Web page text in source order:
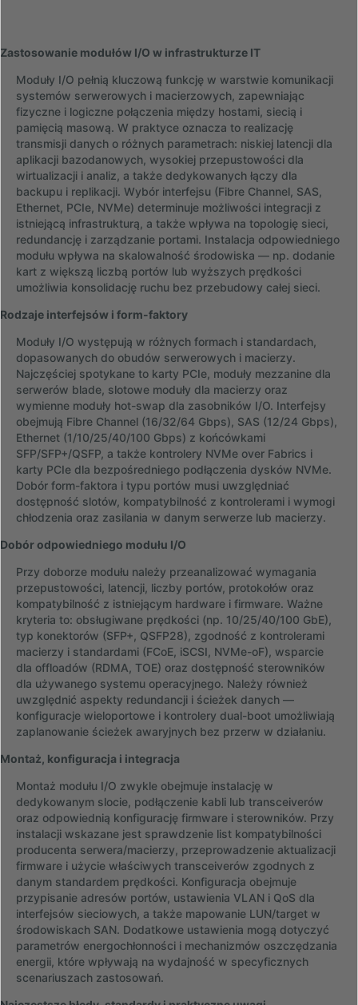
Zastosowanie modułów I/O w infrastrukturze IT
Moduły I/O pełnią kluczową funkcję w warstwie komunikacji
systemów serwerowych i macierzowych, zapewniając
fizyczne i logiczne połączenia między hostami, siecią i
pamięcią masową. W praktyce oznacza to realizację
transmisji danych o różnych parametrach: niskiej latencji dla
aplikacji bazodanowych, wysokiej przepustowości dla
wirtualizacji i analiz, a także dedykowanych łączy dla
backupu i replikacji. Wybór interfejsu (Fibre Channel, SAS,
Ethernet, PCIe, NVMe) determinuje możliwości integracji z
istniejącą infrastrukturą, a także wpływa na topologię sieci,
redundancję i zarządzanie portami. Instalacja odpowiedniego
modułu wpływa na skalowalność środowiska — np. dodanie
kart z większą liczbą portów lub wyższych prędkości
umożliwia konsolidację ruchu bez przebudowy całej sieci.
Rodzaje interfejsów i form-faktory
Moduły I/O występują w różnych formach i standardach,
dopasowanych do obudów serwerowych i macierzy.
Najczęściej spotykane to karty PCIe, moduły mezzanine dla
serwerów blade, slotowe moduły dla macierzy oraz
wymienne moduły hot-swap dla zasobników I/O. Interfejsy
obejmują Fibre Channel (16/32/64 Gbps), SAS (12/24 Gbps),
Ethernet (1/10/25/40/100 Gbps) z końcówkami
SFP/SFP+/QSFP, a także kontrolery NVMe over Fabrics i
karty PCIe dla bezpośredniego podłączenia dysków NVMe.
Dobór form-faktora i typu portów musi uwzględniać
dostępność slotów, kompatybilność z kontrolerami i wymogi
chłodzenia oraz zasilania w danym serwerze lub macierzy.
Dobór odpowiedniego modułu I/O
Przy doborze modułu należy przeanalizować wymagania
przepustowości, latencji, liczby portów, protokołów oraz
kompatybilność z istniejącym hardware i firmware. Ważne
kryteria to: obsługiwane prędkości (np. 10/25/40/100 GbE),
typ konektorów (SFP+, QSFP28), zgodność z kontrolerami
macierzy i standardami (FCoE, iSCSI, NVMe-oF), wsparcie
dla offloadów (RDMA, TOE) oraz dostępność sterowników
dla używanego systemu operacyjnego. Należy również
uwzględnić aspekty redundancji i ścieżek danych —
konfiguracje wieloportowe i kontrolery dual-boot umożliwiają
zaplanowanie ścieżek awaryjnych bez przerw w działaniu.
Montaż, konfiguracja i integracja
Montaż modułu I/O zwykle obejmuje instalację w
dedykowanym slocie, podłączenie kabli lub transceiverów
oraz odpowiednią konfigurację firmware i sterowników. Przy
instalacji wskazane jest sprawdzenie list kompatybilności
producenta serwera/macierzy, przeprowadzenie aktualizacji
firmware i użycie właściwych transceiverów zgodnych z
danym standardem prędkości. Konfiguracja obejmuje
przypisanie adresów portów, ustawienia VLAN i QoS dla
interfejsów sieciowych, a także mapowanie LUN/target w
środowiskach SAN. Dodatkowe ustawienia mogą dotyczyć
parametrów energochłonności i mechanizmów oszczędzania
energii, które wpływają na wydajność w specyficznych
scenariuszach zastosowań.